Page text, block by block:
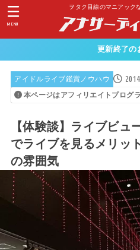
ヲタク目線のマニアック
MENU
更新終了の
アイドルライブ鑑賞ノウハウ
本ページはアフィリエイトプログ
【体験談】ライブビュ
でライブを見るメリッ
の雰囲気